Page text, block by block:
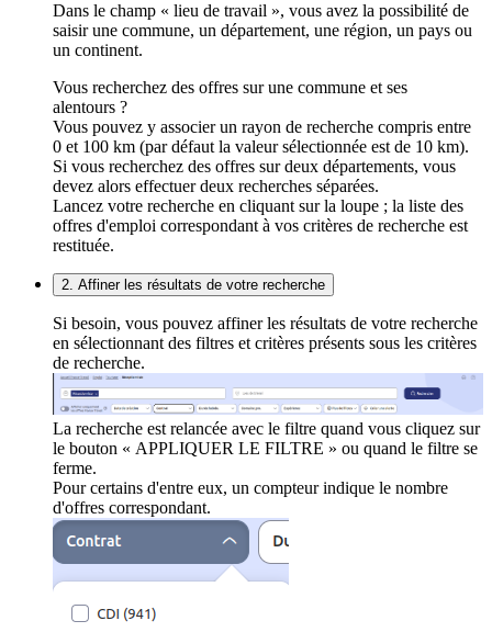
Dans le champ « lieu de travail », vous avez la possibilité de
saisir une commune, un département, une région, un pays ou
un continent.
Vous recherchez des offres sur une commune et ses
alentours ?
Vous pouvez y associer un rayon de recherche compris entre
0 et 100 km (par défaut la valeur sélectionnée est de 10 km).
Si vous recherchez des offres sur deux départements, vous
devez alors effectuer deux recherches séparées.
Lancez votre recherche en cliquant sur la loupe ; la liste des
offres d'emploi correspondant à vos critères de recherche est
restituée.
2. Affiner les résultats de votre recherche
Si besoin, vous pouvez affiner les résultats de votre recherche
en sélectionnant des filtres et critères présents sous les critères
de recherche.
La recherche est relancée avec le filtre quand vous cliquez sur
le bouton « APPLIQUER LE FILTRE » ou quand le filtre se
ferme.
Pour certains d'entre eux, un compteur indique le nombre
d'offres correspondant.